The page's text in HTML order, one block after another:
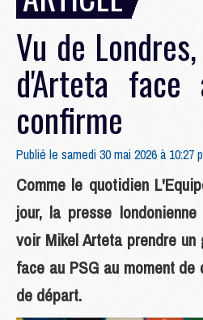
Vu de
d'Arteta face
confirme
Publié le samedi 30 mai 2026 à 10:27
Comme le quotidien
jour, la presse
voir Mikel Arteta prendre
face au PSG au moment
de départ.